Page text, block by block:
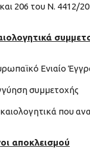
206 του Ν. 4412/
Ενιαίο
συμμετοχής
που
αποκλεισμού